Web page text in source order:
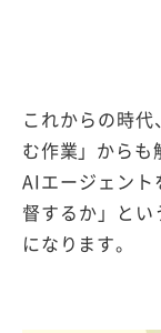
これからの時
む作業」からも
AIエージェント
督するか」と
になります。